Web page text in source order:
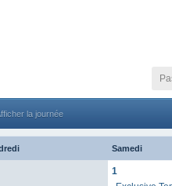
la journée
Samedi
1